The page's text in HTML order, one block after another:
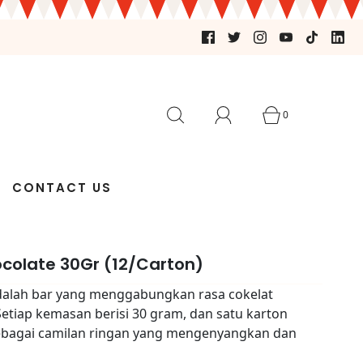
0
CONTACT US
30Gr (12/Carton)
bar yang menggabungkan rasa cokelat
kemasan berisi 30 gram, dan satu karton
camilan ringan yang mengenyangkan dan